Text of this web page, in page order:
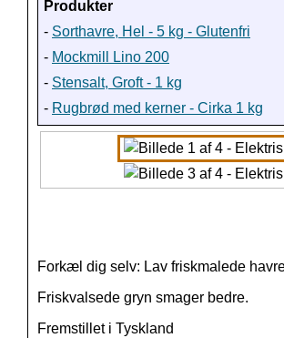
Produkter
- Sorthavre, Hel - 5 kg - Glutenfri
- Mockmill Lino 200
- Stensalt, Groft - 1 kg
- Rugbrød med kerner - Cirka 1 kg
Forkæl dig selv: Lav friskmalede
Friskvalsede gryn smager bedre.
Fremstillet i Tyskland